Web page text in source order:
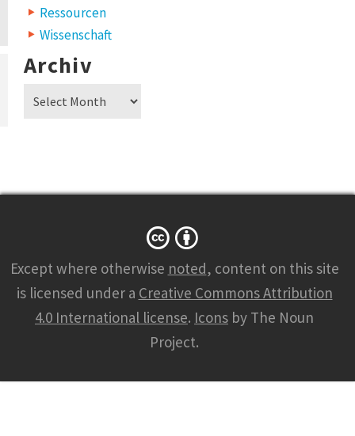
Ressourcen
Wissenschaft
Archiv
Archiv
Except where otherwise noted, content on this site
is licensed under a Creative Commons Attribution
4.0 International license. Icons by The Noun
Project.